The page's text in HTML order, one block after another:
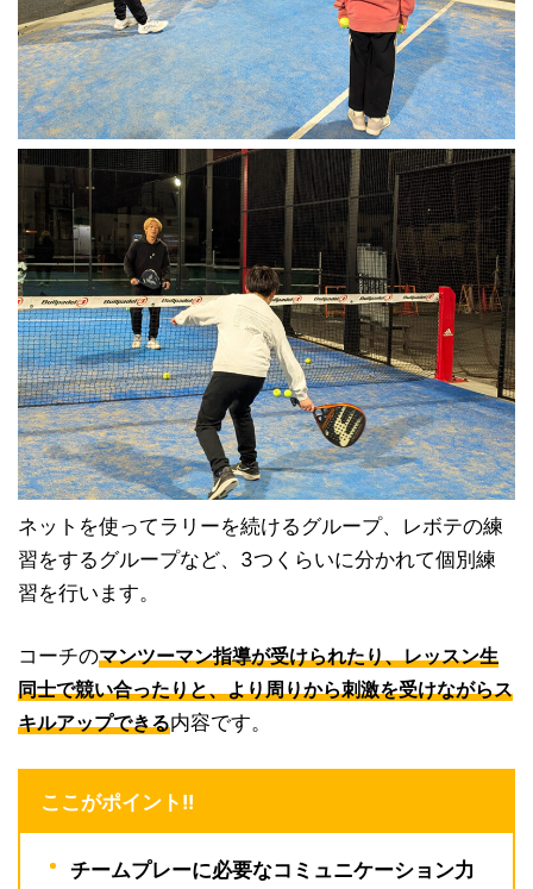
ネットを使ってラリーを続けるグループ、レボテの練
習をするグループなど、3つくらいに分かれて個別練
習を行います。
コーチのマンツーマン指導が受けられたり、レッスン生
同士で競い合ったりと、より周りから刺激を受けながらス
キルアップできる内容です。
ここがポイント!!
チームプレーに必要なコミュニケーション力